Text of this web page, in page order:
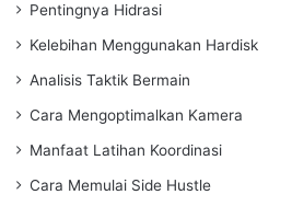
Pentingnya Hidrasi
Kelebihan Menggunakan Hardisk
Analisis Taktik Bermain
Cara Mengoptimalkan Kamera
Manfaat Latihan Koordinasi
Cara Memulai Side Hustle